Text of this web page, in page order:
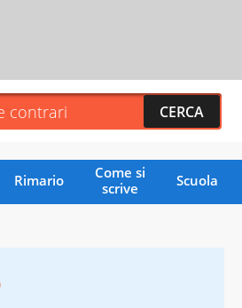
Rimario
Come si
scrive
Scuola